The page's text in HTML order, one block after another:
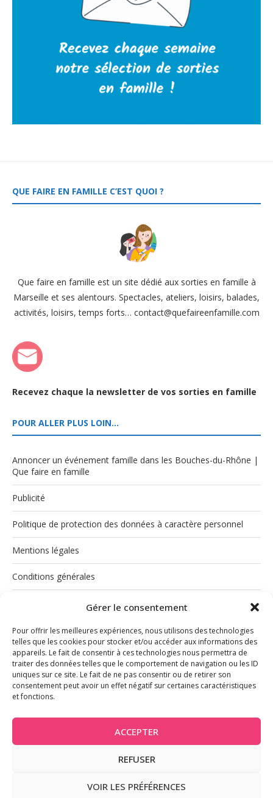
Gérer le consentement
Pour offrir les meilleures expériences, nous utilisons des technologies
telles que les cookies pour stocker et/ou accéder aux informations des
appareils. Le fait de consentir à ces technologies nous permettra de
traiter des données telles que le comportement de navigation ou les ID
uniques sur ce site. Le fait de ne pas consentir ou de retirer son
consentement peut avoir un effet négatif sur certaines caractéristiques
et fonctions.
ACCEPTER
REFUSER
VOIR LES PRÉFÉRENCES
QUE FAIRE EN FAMILLE C’EST QUOI ?
Que faire en famille est un site dédié aux sorties en famille à
Marseille et ses alentours. Spectacles, ateliers, loisirs, balades,
activités, loisirs, temps forts… contact@quefaireenfamille.com
Recevez chaque la newsletter de vos sorties en famille
POUR ALLER PLUS LOIN…
Annoncer un événement famille dans les Bouches-du-Rhône |
Que faire en famille
Publicité
Politique de protection des données à caractère personnel
Mentions légales
Conditions générales
Politique de cookies (UE)
@2026 - Tous droits réservés